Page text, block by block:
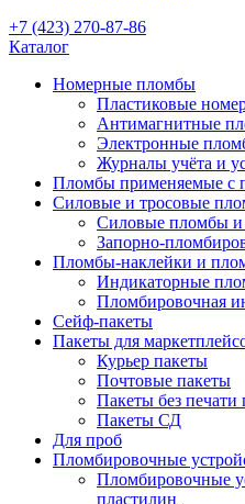
+7 (423) 270-87-86
Каталог
Номерные пломбы
Пластиковые
Антимагнитные
Электронные
Журналы учёта и
Пломбы применяемые с
Силовые и тросовые
Силовые пломбы
Запорно-
Пломбы-наклейки и
Индикаторные
Пломбировочная
Сейф-пакеты
Пакеты для
Курьер пакеты
Почтовые пакеты
Пакеты без печати
Пакеты СД
Для проб
Пломбировочные
Пломбировочные
пластилин